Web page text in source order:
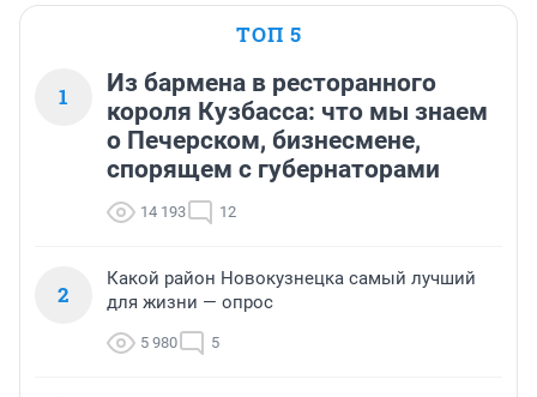
ТОП 5
1
Из бармена в ресторанного
короля Кузбасса: что мы знаем
о Печерском, бизнесмене,
спорящем с губернаторами
14 193 12
2
Какой район Новокузнецка самый лучший
для жизни — опрос
5 980 5